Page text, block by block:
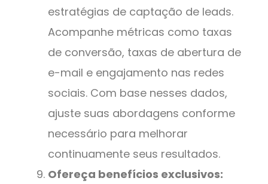
estratégias de captação de leads.
Acompanhe métricas como taxas
de conversão, taxas de abertura de
e-mail e engajamento nas redes
sociais. Com base nesses dados,
ajuste suas abordagens conforme
necessário para melhorar
continuamente seus resultados.
Ofereça benefícios exclusivos: